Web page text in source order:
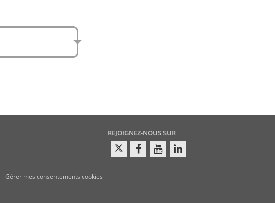
REJOIGNEZ-NOUS SUR
-Gérer mes consentements cookies